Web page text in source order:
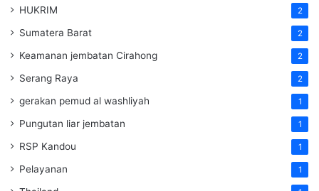
HUKRIM 2
Sumatera Barat 2
Keamanan jembatan Cirahong 2
Serang Raya 2
gerakan pemud al washliyah 1
Pungutan liar jembatan 1
RSP Kandou 1
Pelayanan 1